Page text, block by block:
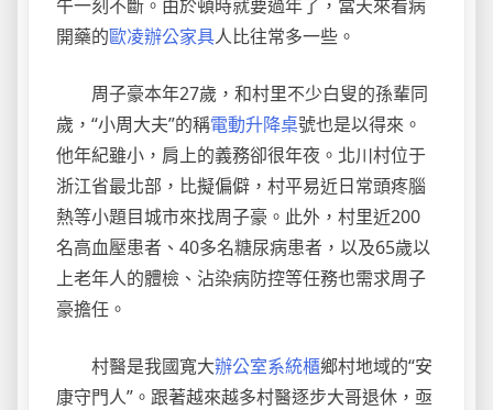
午一刻不斷。由於頓時就要過年了，當天來看病
開藥的歐凌辦公家具人比往常多一些。
周子豪本年27歲，和村里不少白叟的孫輩同
歲，“小周大夫”的稱電動升降桌號也是以得來。
他年紀雖小，肩上的義務卻很年夜。北川村位于
浙江省最北部，比擬偏僻，村平易近日常頭疼腦
熱等小題目城市來找周子豪。此外，村里近200
名高血壓患者、40多名糖尿病患者，以及65歲以
上老年人的體檢、沾染病防控等任務也需求周子
豪擔任。
村醫是我國寬大辦公室系統櫃鄉村地域的“安
康守門人”。跟著越來越多村醫逐步大哥退休，亟